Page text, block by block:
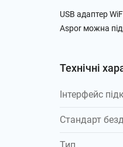
USB адаптер
Aspor можна
Технічні
Інтерфейс
Стандарт